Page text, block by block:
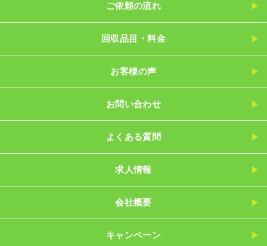
ご依頼の流れ
回収品目・料金
お客様の声
お問い合わせ
よくある質問
求人情報
会社概要
キャンペーン